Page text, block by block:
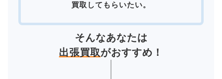
買取してもらいたい。
そんなあなたは
出張買取がおすすめ！